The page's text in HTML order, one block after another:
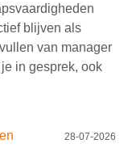
blijven als
van manager
in gesprek, ook
28-07-2026